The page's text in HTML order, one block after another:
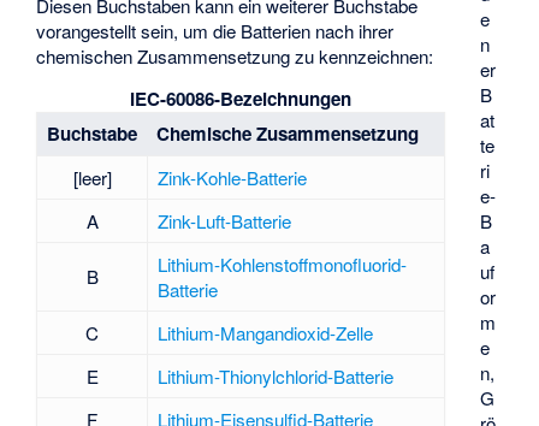
e
n
er
B
at
te
ri
e-
B
a
uf
or
m
e
n,
G
Diesen Buchstaben kann ein weiterer Buchstabe
vorangestellt sein, um die Batterien nach ihrer
chemischen Zusammensetzung zu kennzeichnen:
IEC-60086-Bezeichnungen
Buchstabe
Chemische Zusammensetzung
[leer]
Zink-Kohle-Batterie
A
Zink-Luft-Batterie
B
Lithium-Kohlenstoffmonofluorid-
Batterie
C
Lithium-Mangandioxid-Zelle
E
Lithium-Thionylchlorid-Batterie
F
Lithium-Eisensulfid-Batterie